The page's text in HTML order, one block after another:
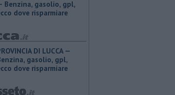
​Benzina, gasolio, gpl,
dove risparmiare
DI LUCCA —
gasolio, gpl,
dove risparmiare